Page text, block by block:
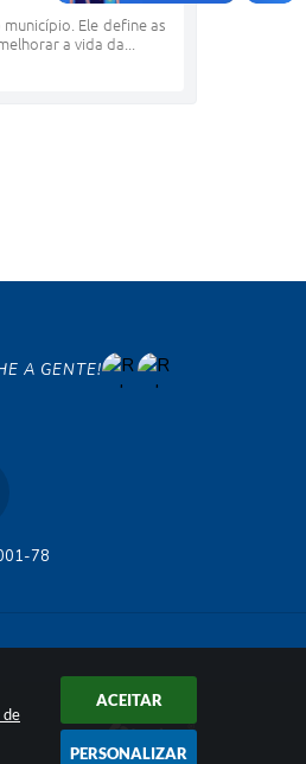
de
ACEITAR
PERSONALIZAR
município. Ele define as
a vida da...
A GENTE!
78